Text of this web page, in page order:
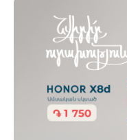
օպերատորների
ծառայությունները
փոփոխության
ըմբռնման համար։